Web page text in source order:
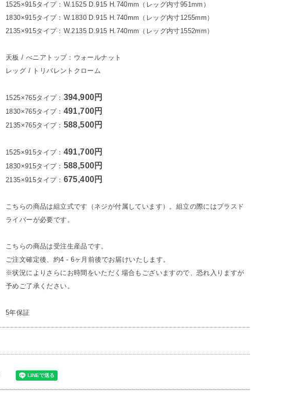
1525×915タイプ：W.1525 D.915 H.740mm（レッグ内寸951mm）
1830×915タイプ：W.1830 D.915 H.740mm（レッグ内寸1255mm）
2135×915タイプ：W.2135 D.915 H.740mm（レッグ内寸1552mm）
天板 / べニアトップ：ウォールナット
レッグ / トリバレントクローム
1525×765タイプ： 394,900円
1830×765タイプ： 491,700円
2135×765タイプ： 588,500円
1525×915タイプ： 491,700円
1830×915タイプ： 588,500円
2135×915タイプ： 675,400円
こちらの商品は組立式です（ネジが付属しています）。組立の際にはプラスド
ライバーが必要です。
こちらの商品は受注生産品です。
ご注文確定後、約4 - 6ヶ月前後でお届けいたします。
※状況によりさらにお時間をいただく場合もございますので、恐れ入りますが
予めご了承ください。
5年保証